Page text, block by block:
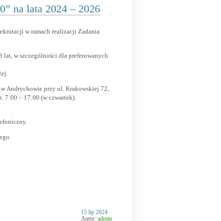
na lata 2024 – 2026
w ramach realizacji Zadania
lat , w szczególności dla preferowanych
Andrychowie przy ul. Krakowskiej 72,
7:00 – 17:00 (w czwartek)
Opublikowano
w
15 lip 2024
Autor: admin